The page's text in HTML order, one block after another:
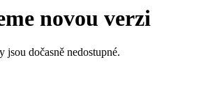
novou verzi
jsou dočasně nedostupné.